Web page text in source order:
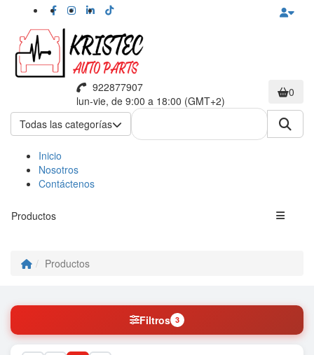
922877907
lun-vie, de 9:00 a 18:00 (GMT+2)
0
Todas las categorías
Inicio
Nosotros
Contáctenos
Productos
Productos
Filtros 3